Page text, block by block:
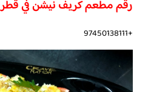
رقم مطعم كريف نيشن في قطر
+97450138111